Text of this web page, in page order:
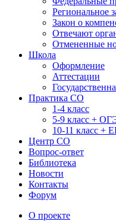
Региональное
Закон о
Отвечают
Отмененные
Школа
Оформление
Аттестации
Практика СО
1-4 класс
5-9 класс +
10-11 класс +
Центр СО
Вопрос-ответ
Библиотека
Новости
Контакты
Форум
О проекте